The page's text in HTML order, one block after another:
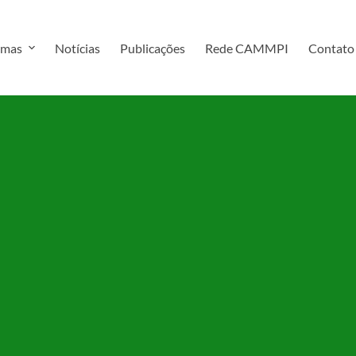
Notícias Publicações Rede CAMMPI Contato